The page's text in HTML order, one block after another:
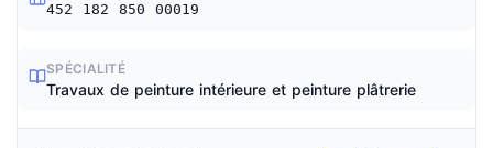
452 182 850 00019
SPÉCIALITÉ
Travaux de peinture intérieure et peinture plâtrerie